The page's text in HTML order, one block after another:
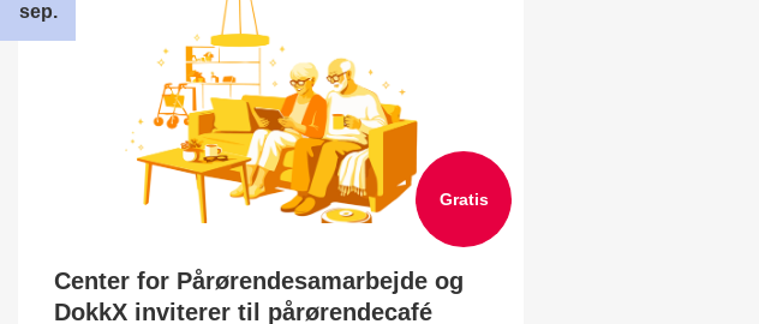
sep.
Gratis
Center for Pårørendesamarbejde og
DokkX inviterer til pårørendecafé